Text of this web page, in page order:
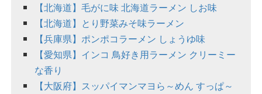
【北海道】毛がに味 北海道ラーメン しお味
【北海道】とり野菜みそ味ラーメン
【兵庫県】ポンポコラーメン しょうゆ味
【愛知県】インコ 鳥好き用ラーメン クリーミー
な香り
【大阪府】スッパイマンマヨら～めん すっぱ～